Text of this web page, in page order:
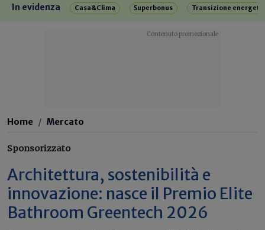
In evidenza Casa&Clima Superbonus Transizione
Home Mercato
Sponsorizzato
Architettura, sostenibilità e
innovazione: nasce il Premio Elite
Bathroom Greentech 2026